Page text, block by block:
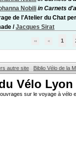
Nobili in Carnets
de l'Atelier du Chat
/Jacques Sirat
1
autre site Biblio Vélo de la
Vélo Lyon
sur le voyage à